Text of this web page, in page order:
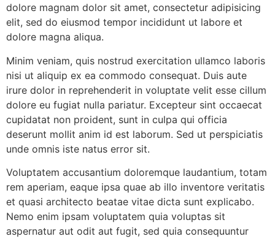
dolore magnam dolor sit amet, consectetur adipisicing
elit, sed do eiusmod tempor incididunt ut labore et
dolore magna aliqua.
Minim veniam, quis nostrud exercitation ullamco laboris
nisi ut aliquip ex ea commodo consequat. Duis aute
irure dolor in reprehenderit in voluptate velit esse cillum
dolore eu fugiat nulla pariatur. Excepteur sint occaecat
cupidatat non proident, sunt in culpa qui officia
deserunt mollit anim id est laborum. Sed ut perspiciatis
unde omnis iste natus error sit.
Voluptatem accusantium doloremque laudantium, totam
rem aperiam, eaque ipsa quae ab illo inventore veritatis
et quasi architecto beatae vitae dicta sunt explicabo.
Nemo enim ipsam voluptatem quia voluptas sit
aspernatur aut odit aut fugit, sed quia consequuntur